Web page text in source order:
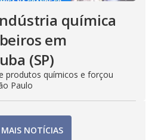
química
em
(SP)
produtos químicos e forçou
Paulo
MAIS NOTÍCIAS